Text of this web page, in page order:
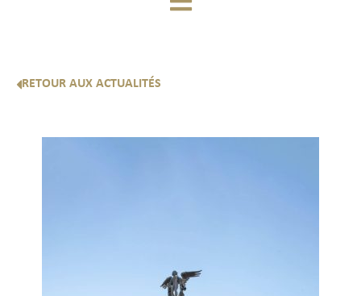
RETOUR AUX ACTUALITÉS